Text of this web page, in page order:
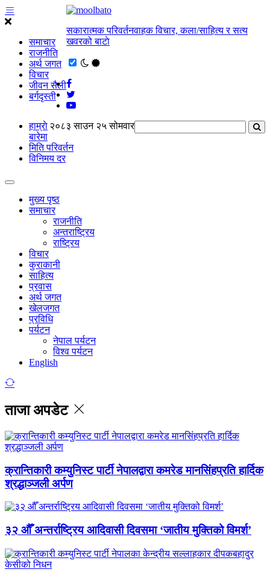
समाचार
राजनीति
अर्थ जगत
विचार
जीवन सैली
बर्गदृस्ती
सकारात्मक परिवर्तनवाहक विचार, कला/साहित्य र सत्य
खवरको बाटाे
२०८३ साउन २५ सोमवार
हाम्राे
बारेमा
मिति परिवर्तन
विनिमय दर
मुख्य पृष्ठ
समाचार
राजनीति
अन्तराष्ट्रिय
राष्ट्रिय
विचार
कुराकानी
साहित्य
प्रवास
अर्थ जगत
खेलजगत
प्रविधि
पर्यटन
नेपाल पर्यटन
विश्व पर्यटन
English
ताजा अपडेट
क्रान्तिकारी कम्युनिस्ट पार्टी नेपालद्वारा कमरेड मानसिंहप्रति हार्दिक
श्रद्धाञ्जली अर्पण
३२ औँ अन्तर्राष्ट्रिय आदिवासी दिवसमा ‘जातीय मुक्तिको विमर्श’